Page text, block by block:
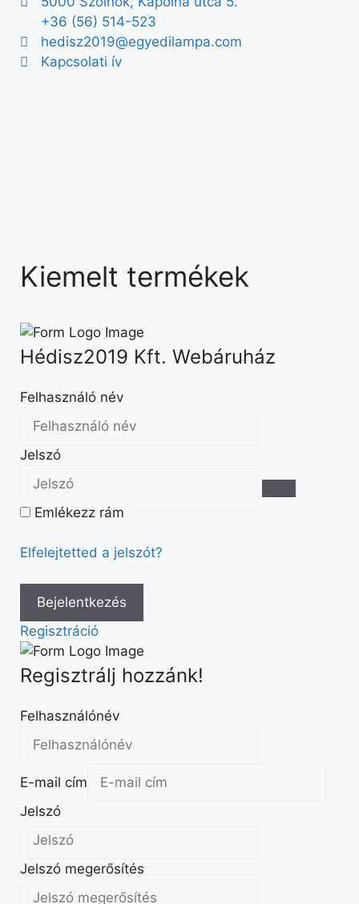
+36 (56) 514-523
hedisz2019@egyedilampa.com
Kapcsolati ív
Kiemelt termékek
Hédisz2019 Kft. Webáruház
Felhasználó név
Jelszó
Emlékezz rám
Elfelejtetted a jelszót?
Regisztráció
Regisztrálj hozzánk!
Felhasználónév
E-mail cím
Jelszó
Jelszó megerősítés